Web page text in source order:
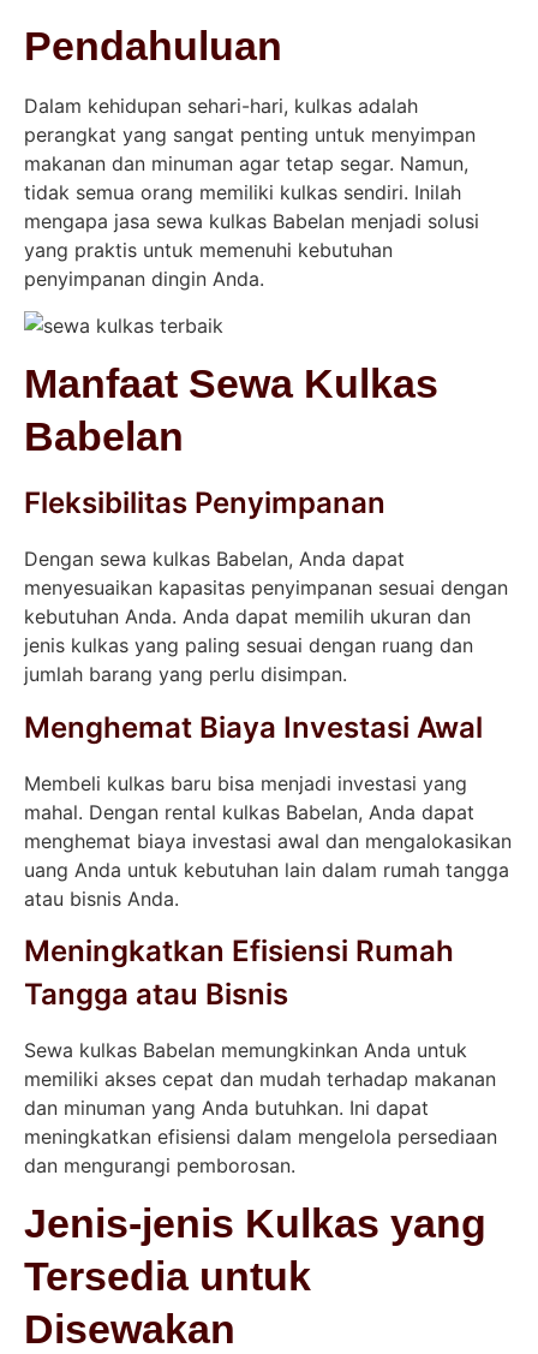
Pendahuluan
Dalam kehidupan sehari-hari, kulkas adalah
perangkat yang sangat penting untuk menyimpan
makanan dan minuman agar tetap segar. Namun,
tidak semua orang memiliki kulkas sendiri. Inilah
mengapa jasa sewa kulkas Babelan menjadi solusi
yang praktis untuk memenuhi kebutuhan
penyimpanan dingin Anda.
Manfaat Sewa Kulkas
Babelan
Fleksibilitas Penyimpanan
Dengan sewa kulkas Babelan, Anda dapat
menyesuaikan kapasitas penyimpanan sesuai dengan
kebutuhan Anda. Anda dapat memilih ukuran dan
jenis kulkas yang paling sesuai dengan ruang dan
jumlah barang yang perlu disimpan.
Menghemat Biaya Investasi Awal
Membeli kulkas baru bisa menjadi investasi yang
mahal. Dengan rental kulkas Babelan, Anda dapat
menghemat biaya investasi awal dan mengalokasikan
uang Anda untuk kebutuhan lain dalam rumah tangga
atau bisnis Anda.
Meningkatkan Efisiensi Rumah
Tangga atau Bisnis
Sewa kulkas Babelan memungkinkan Anda untuk
memiliki akses cepat dan mudah terhadap makanan
dan minuman yang Anda butuhkan. Ini dapat
meningkatkan efisiensi dalam mengelola persediaan
dan mengurangi pemborosan.
Jenis-jenis Kulkas yang
Tersedia untuk
Disewakan